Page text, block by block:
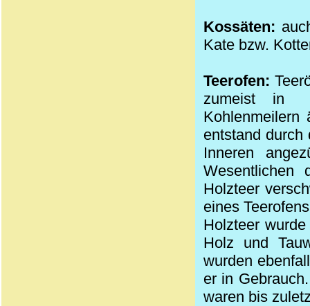
Kossäten:
Kate bzw.
Teerofen:
zumeist in
entstand durch
Inneren
Wesentlichen
Holzteer
eines
Holzteer
Holz und
wurden
er in
waren bis